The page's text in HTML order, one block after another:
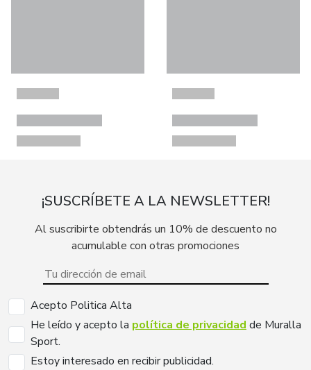
¡SUSCRÍBETE A LA NEWSLETTER!
Al suscribirte obtendrás un 10% de descuento no
acumulable con otras promociones
Acepto Politica Alta
He leído y acepto la política de privacidad de Muralla
Sport.
Estoy interesado en recibir publicidad.